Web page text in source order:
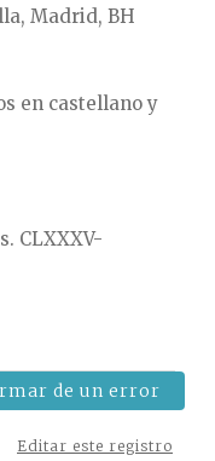
Madrid, BH
en castellano y
CLXXXV-
de un error
Editar este registro